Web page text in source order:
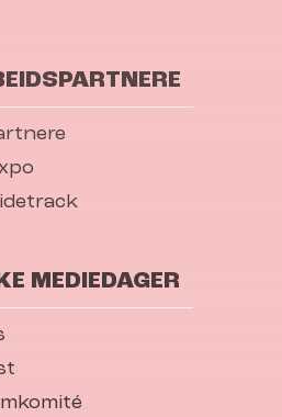
MEDIEDAGER